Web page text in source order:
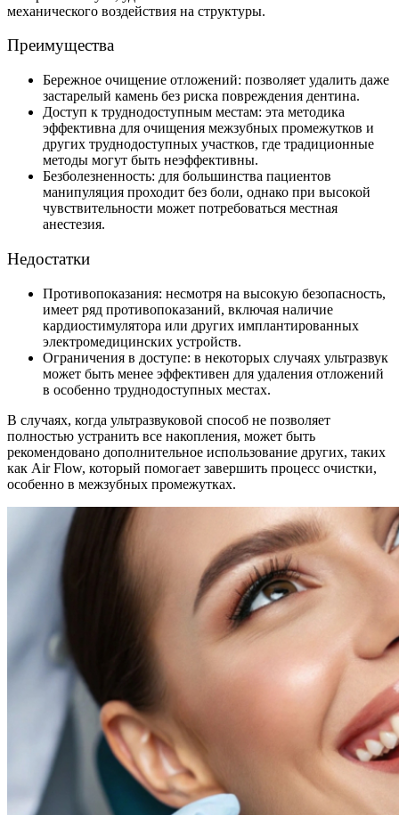
механического воздействия на структуры.
Преимущества
Бережное очищение отложений: позволяет удалить даже
застарелый камень без риска повреждения дентина.
Доступ к труднодоступным местам: эта методика
эффективна для очищения межзубных промежутков и
других труднодоступных участков, где традиционные
методы могут быть неэффективны.
Безболезненность: для большинства пациентов
манипуляция проходит без боли, однако при высокой
чувствительности может потребоваться местная
анестезия.
Недостатки
Противопоказания: несмотря на высокую безопасность,
имеет ряд противопоказаний, включая наличие
кардиостимулятора или других имплантированных
электромедицинских устройств.
Ограничения в доступе: в некоторых случаях ультразвук
может быть менее эффективен для удаления отложений
в особенно труднодоступных местах.
В случаях, когда ультразвуковой способ не позволяет
полностью устранить все накопления, может быть
рекомендовано дополнительное использование других, таких
как Air Flow, который помогает завершить процесс очистки,
особенно в межзубных промежутках.